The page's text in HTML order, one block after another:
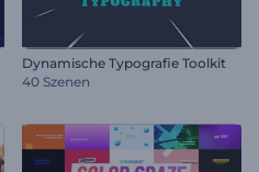
Dynamische Typografie Toolkit
40 Szenen